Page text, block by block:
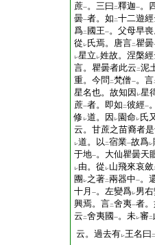
蔗一。三曰 二釋迦一。
曇一者。如 二十二遊
爲二 國王一。父母早
從 レ氏焉。唐言二瞿曇
レ星立 レ姓故。涅槃
言。瞿曇者此云 二泥
重。今問 二梵僧一。言
星名也。故知因 レ星
蔗一者。即如 二彼經一
修 レ道。因 レ園命 レ氏
云。甘蔗之苗裔者
レ道。以 二宿業一故爲レ
于地一。大仙瞿曇天
レ由。從 レ山飛來哀斂
團 レ之著二兩器中一。
十月 一。左變爲レ男
興焉。言二舍夷一者
云 二舍夷國 一。未レ審 二
云。過去有レ王名曰 二